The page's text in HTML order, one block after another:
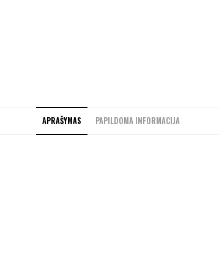
APRAŠYMAS PAPILDOMA INFORMACIJA